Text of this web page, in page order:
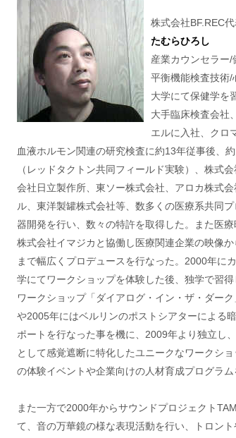
株式会社BF.REC
たむらひろし
産業カウンセラー
平衡機能検査技術/
大学にて保健学を
大手臨床検査会社
エルに入社、クロ
血液ホルモン関連の研究検査に約13年従事後、
（レッドタクトン共同フィールド実験）、株式
会社日立製作所、東ソー株式会社、アロカ株式
ル、東洋製罐株式会社等、数多くの医療系共同
器開発を行い、数々の特許を取得した。また医
株式会社イマジカと協働し医療関連企業の映像
まで幅広くプロデュースを行なった。2000年に
学にてワークショップを体験した後、独学で習
ワークショップ「ダイアログ・イン・ザ・ダー
や2005年にはベルリンのポストシアターによる
ポートを行なった事を機に、2009年より独立し
として感覚遮断に特化したユニークなワークシ
の体験イベントや企業向けの人材育成プログラム
また一方で2000年からサウンドプロジェクト
て、音の万華鏡の様な表現活動を行い、トロン